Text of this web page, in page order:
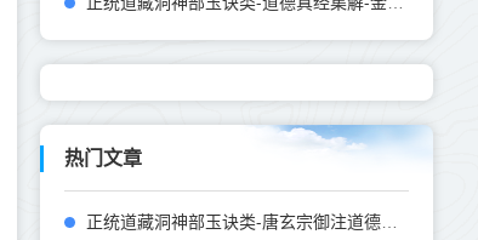
热门文章